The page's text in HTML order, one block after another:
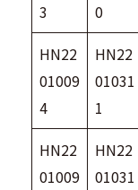
3
0
HN22
01009
4
HN22
01031
1
HN22
01009
HN22
01031